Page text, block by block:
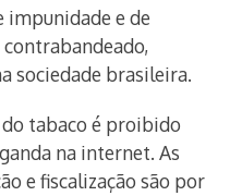
impunidade e de
sociedade brasileira.
tabaco é proibido
na internet. As
e fiscalização são por